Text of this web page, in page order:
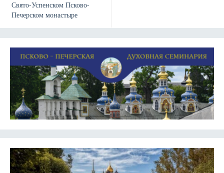
Свято-Успенском Псково-
Печерском монастыре